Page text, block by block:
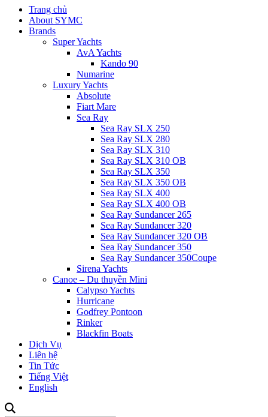
Trang chủ
About SYMC
Brands
Super Yachts
AvA Yachts
Kando 90
Numarine
Luxury Yachts
Absolute
Fiart Mare
Sea Ray
Sea Ray SLX 250
Sea Ray SLX 280
Sea Ray SLX 310
Sea Ray SLX 310 OB
Sea Ray SLX 350
Sea Ray SLX 350 OB
Sea Ray SLX 400
Sea Ray SLX 400 OB
Sea Ray Sundancer 265
Sea Ray Sundancer 320
Sea Ray Sundancer 320 OB
Sea Ray Sundancer 350
Sea Ray Sundancer 350Coupe
Sirena Yachts
Canoe – Du thuyền Mini
Calypso Yachts
Hurricane
Godfrey Pontoon
Rinker
Blackfin Boats
Dịch Vụ
Liên hệ
Tin Tức
Tiếng Việt
English